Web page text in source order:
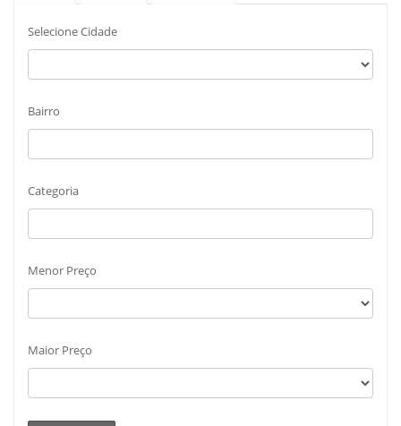
Selecione Cidade
Bairro
Categoria
Menor Preço
Maior Preço